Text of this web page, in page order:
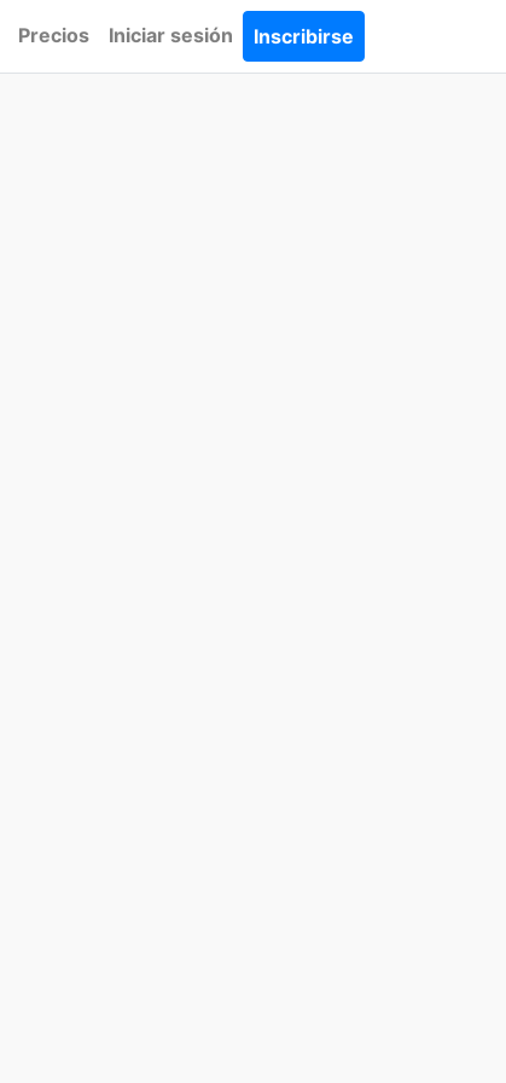
Precios Iniciar sesión Inscribirse